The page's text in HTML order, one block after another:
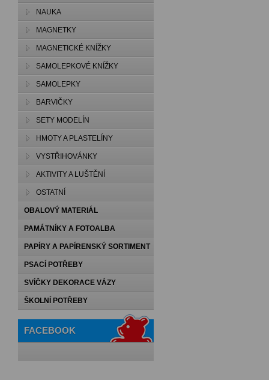
NAUKA
MAGNETKY
MAGNETICKÉ KNÍŽKY
SAMOLEPKOVÉ KNÍŽKY
SAMOLEPKY
BARVIČKY
SETY MODELÍN
HMOTY A PLASTELÍNY
VYSTŘIHOVÁNKY
AKTIVITY A LUŠTĚNÍ
OSTATNÍ
OBALOVÝ MATERIÁL
PAMÁTNÍKY A FOTOALBA
PAPÍRY A PAPÍRENSKÝ SORTIMENT
PSACÍ POTŘEBY
SVÍČKY DEKORACE VÁZY
ŠKOLNÍ POTŘEBY
FACEBOOK